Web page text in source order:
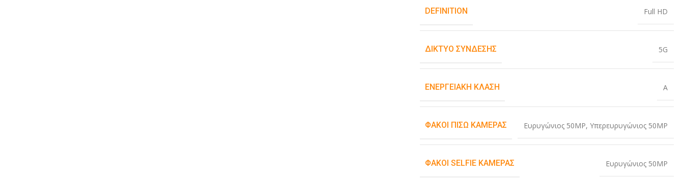
DEFINITION Full HD
ΔΊΚΤΥΟ ΣΎΝΔΕΣΗΣ 5G
ΕΝΕΡΓΕΙΑΚΉ ΚΛΆΣΗ A
ΦΑΚΟΊ ΠΊΣΩ ΚΆΜΕΡΑΣ Ευρυγώνιος 50MP, Υπερευρυγώνιος 50MP
ΦΑΚΟΊ SELFIE ΚΆΜΕΡΑΣ Ευρυγώνιος 50MP